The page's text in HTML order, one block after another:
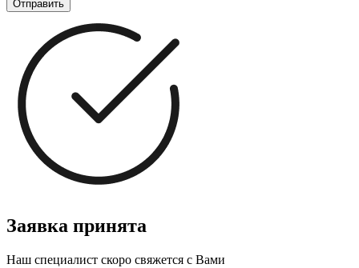
Отправить
Заявка принята
Наш специалист скоро свяжется с Вами